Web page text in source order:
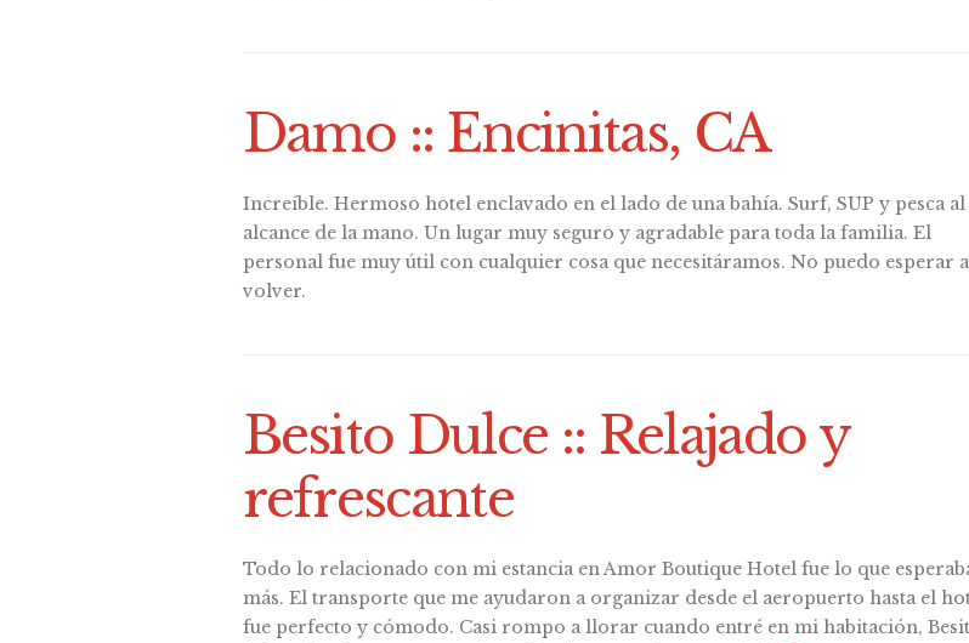
Damo :: Encinitas, CA
Increíble. Hermoso hotel enclavado en el lado de una bahía. Surf, SUP y pesca al
alcance de la mano. Un lugar muy seguro y agradable para toda la familia. El
personal fue muy útil con cualquier cosa que necesitáramos. No puedo esperar a
volver.
Besito Dulce :: Relajado y
refrescante
Todo lo relacionado con mi estancia en Amor Boutique Hotel fue lo que
más. El transporte que me ayudaron a organizar desde el aeropuerto hasta el
fue perfecto y cómodo. Casi rompo a llorar cuando entré en mi habitación,